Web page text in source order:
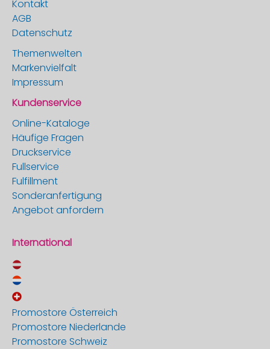
Kontakt
AGB
Datenschutz
Themenwelten
Markenvielfalt
Impressum
Kundenservice
Online-Kataloge
Häufige Fragen
Druckservice
Fullservice
Fulfillment
Sonderanfertigung
Angebot anfordern
International
Promostore Österreich
Promostore Niederlande
Promostore Schweiz